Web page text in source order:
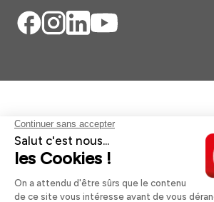
Aides et informations
Services
Informations légales